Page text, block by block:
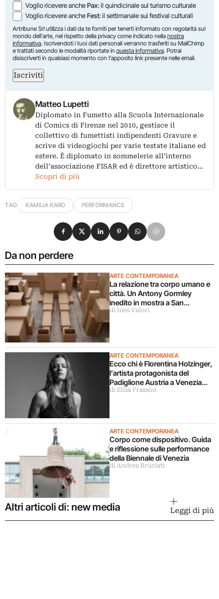
Voglio ricevere anchePax: il quindicinale sul turismo culturale
Voglio ricevere ancheFest: il settimanale sui festival culturali
Artribune Srl utilizza i dati da te forniti per tenerti informato con regolarità sul
mondo dell'arte, nel rispetto della privacy come indicato nella nostra
informativa. Iscrivendoti i tuoi dati personali verranno trasferiti su MailChimp
e trattati secondo le modalità riportate in questa informativa. Potrai
disiscriverti in qualsiasi momento con l'apposito link presente nelle email.
Iscriviti
Matteo Lupetti
Diplomato in Fumetto alla Scuola Internazionale
di Comics di Firenze nel 2010, gestisce il
collettivo di fumettisti indipendenti Gravure e
scrive di videogiochi per varie testate italiane ed
estere. È diplomato in sommelerie all’interno
dell’associazione FISAR ed è direttore artistico…
Scopri di più
TAG KAMILIA KARD PERFORMANCE
Da non perdere
ARTE CONTEMPORANEA
La relazione tra corpo umano e
città. Un Antony Gormley
inedito in mostra a San
Gimignano
di Ines Valori
ARTE CONTEMPORANEA
Ecco chi è Florentina Holzinger,
l’artista protagonista del
Padiglione Austria a Venezia
2026
di Elisa Frasson
ARTE CONTEMPORANEA
Corpo come dispositivo. Guida
e riflessione sulle performance
della Biennale di Venezia
di Andrea Bruciati
Condividi su Facebook
Condividi su X
Condividi su LinkedIn
Condividi su Pinterest
Condividi su WhatsApp
Condividi su Email
Altri articoli di: new media Leggi di più